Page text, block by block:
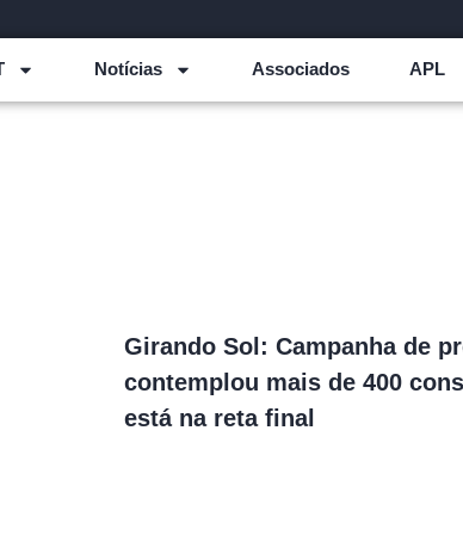
Notícias Associados APL
Girando Sol: Campanha de
contemplou mais de 400
está na reta final